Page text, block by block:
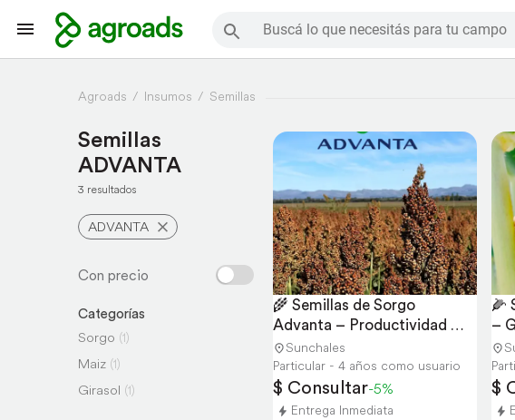
Agroads Insumos Semillas
Semillas
ADVANTA
3 resultados
ADVANTA
Categorías
Sorgo (1)
Maiz (1)
Girasol (1)
🌾 Semillas de Sorgo
Advanta – Productividad
Garantizada
Sunchales
Particular - 4 años como usuario
$ Consultar-5%
Entrega Inmediata
🌽
–
$